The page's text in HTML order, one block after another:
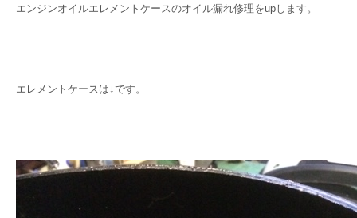
エンジンオイルエレメントケースのオイル漏れ修理をupします。
エレメントケースは↓です。